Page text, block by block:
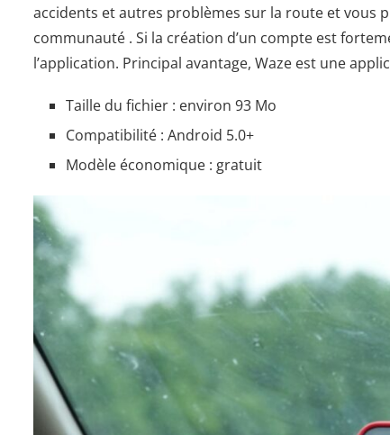
accidents et autres problèmes sur la route et vous
communauté . Si la création d’un compte est
l’application. Principal avantage, Waze est une
Taille du fichier : environ 93 Mo
Compatibilité : Android 5.0+
Modèle économique : gratuit